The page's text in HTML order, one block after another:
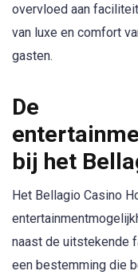
overvloed aan
van luxe en comfort
gasten.
De
bij het
Het Bellagio Casino
naast de uitstekende
een bestemming die